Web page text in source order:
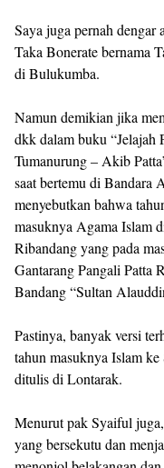
Saya juga pernah dengar
Taka Bonerate bernama
di Bulukumba.
Namun demikian jika
dkk dalam buku “Jelajah
Tumanurung – Akib
saat bertemu di Bandara
menyebutkan bahwa
masuknya Agama Islam
Ribandang yang pada
Gantarang Pangali Patta
Bandang “Sultan
Pastinya, banyak versi
tahun masuknya Islam ke
ditulis di Lontarak.
Menurut pak Syaiful
yang bersekutu dan